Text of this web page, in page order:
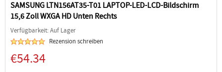
SAMSUNG LTN156AT35-T01 LAPTOP-LED-LCD-Bildschirm
15,6 Zoll WXGA HD Unten Rechts
Verfügbarkeit: Auf Lager
Rezension schreiben
€54.34